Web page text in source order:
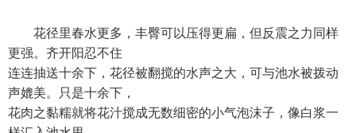
花径里春水更多，丰臀可以压得更扁，但反震之力同样
更强。齐开阳忍不住
连连抽送十余下，花径被翻搅的水声之大，可与池水被拨动
声媲美。只是十余下，
花肉之黏糯就将花汁搅成无数细密的小气泡沫子，像白浆一